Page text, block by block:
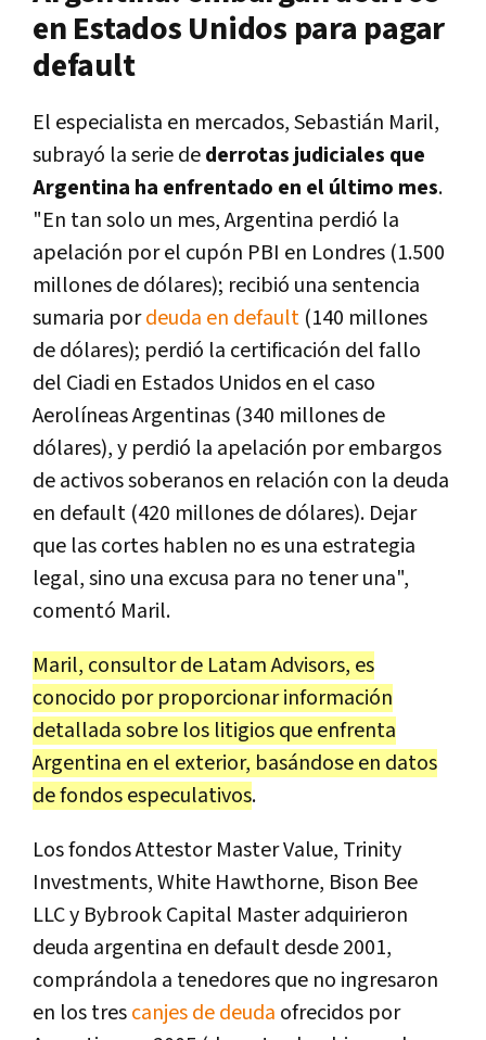
en Estados Unidos para pagar
default
El especialista en mercados, Sebastián Maril,
subrayó la serie dederrotas judiciales que
Argentina ha enfrentado en el último mes.
"En tan solo un mes, Argentina perdió la
apelación por el cupón PBI en Londres (1.500
millones de dólares); recibió una sentencia
sumaria pordeuda en default (140 millones
de dólares); perdió la certificación del fallo
del Ciadi en Estados Unidos en el caso
Aerolíneas Argentinas (340 millones de
dólares), y perdió la apelación por embargos
de activos soberanos en relación con la deuda
en default (420 millones de dólares). Dejar
que las cortes hablen no es una estrategia
legal, sino una excusa para no tener una",
comentó Maril.
Maril, consultor de Latam Advisors, es
conocido por proporcionar información
detallada sobre los litigios que enfrenta
Argentina en el exterior, basándose en datos
de fondos especulativos.
Los fondos Attestor Master Value, Trinity
Investments, White Hawthorne, Bison Bee
LLC y Bybrook Capital Master adquirieron
deuda argentina en default desde 2001,
comprándola a tenedores que no ingresaron
en los trescanjes de deuda ofrecidos por